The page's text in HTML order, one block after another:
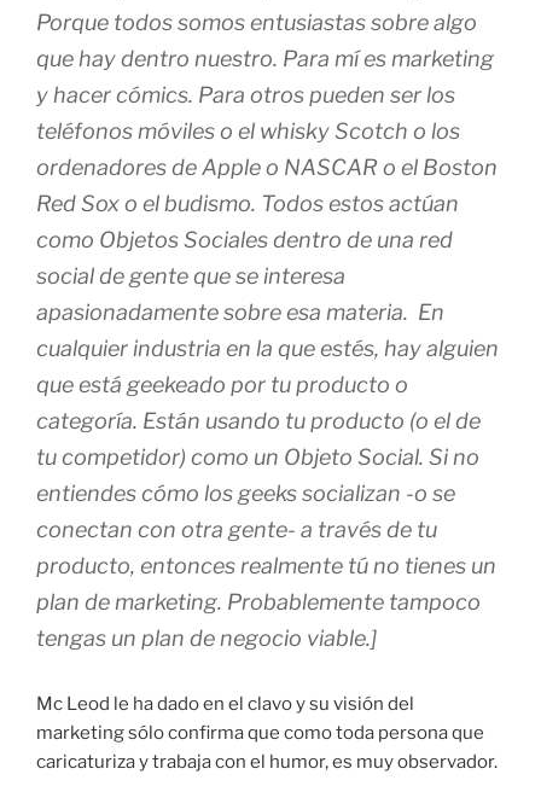
Porque todos somos entusiastas sobre algo
que hay dentro nuestro. Para mí es marketing
y hacer cómics. Para otros pueden ser los
teléfonos móviles o el whisky Scotch o los
ordenadores de Apple o NASCAR o el Boston
Red Sox o el budismo. Todos estos actúan
como Objetos Sociales dentro de una red
social de gente que se interesa
apasionadamente sobre esa materia. En
cualquier industria en la que estés, hay alguien
que está geekeado por tu producto o
categoría. Están usando tu producto (o el de
tu competidor) como un Objeto Social. Si no
entiendes cómo los geeks socializan -o se
conectan con otra gente- a través de tu
producto, entonces realmente tú no tienes un
plan de marketing. Probablemente tampoco
tengas un plan de negocio viable.]
Mc Leod le ha dado en el clavo y su visión del
marketing sólo confirma que como toda persona que
caricaturiza y trabaja con el humor, es muy observador.